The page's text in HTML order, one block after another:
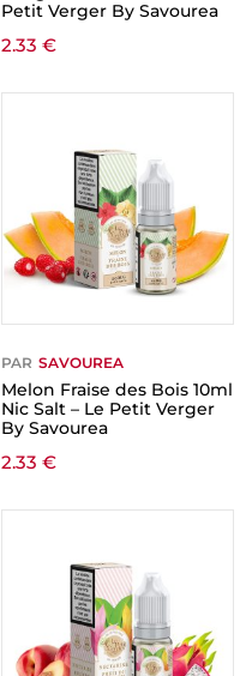
Petit Verger By Savourea
2.33 €
PAR SAVOUREA
Melon Fraise des Bois 10ml
Nic Salt – Le Petit Verger
By Savourea
2.33 €